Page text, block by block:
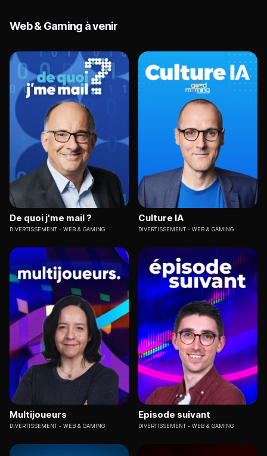
Web & Gaming à venir
De quoi j'me mail ?
DIVERTISSEMENT WEB & GAMING
Culture IA
DIVERTISSEMENT WEB & GAMING
Multijoueurs
DIVERTISSEMENT WEB & GAMING
Episode suivant
DIVERTISSEMENT WEB & GAMING